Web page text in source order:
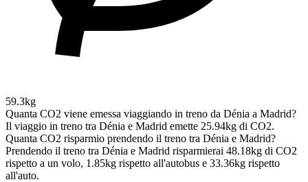
59.3kg
Quanta CO2 viene emessa viaggiando in treno da Dénia a Madrid?
Il viaggio in treno tra Dénia e Madrid emette 25.94kg di CO2.
Quanta CO2 risparmio prendendo il treno tra Dénia e Madrid?
Prendendo il treno tra Dénia e Madrid risparmierai 48.18kg di CO2
rispetto a un volo, 1.85kg rispetto all'autobus e 33.36kg rispetto
all'auto.